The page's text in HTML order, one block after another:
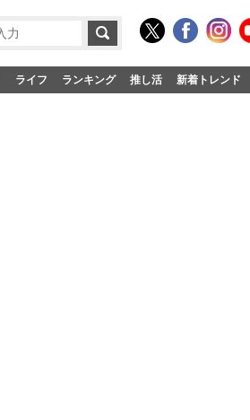
ライフ ランキング 推し活 新着トレンド